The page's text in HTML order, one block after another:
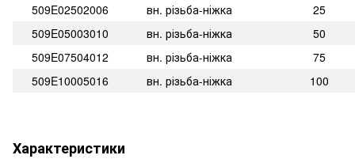
509E02502006
вн. різьба-ніжка
25
509E05003010
вн. різьба-ніжка
50
509E07504012
вн. різьба-ніжка
75
509E10005016
вн. різьба-ніжка 100
Характеристики